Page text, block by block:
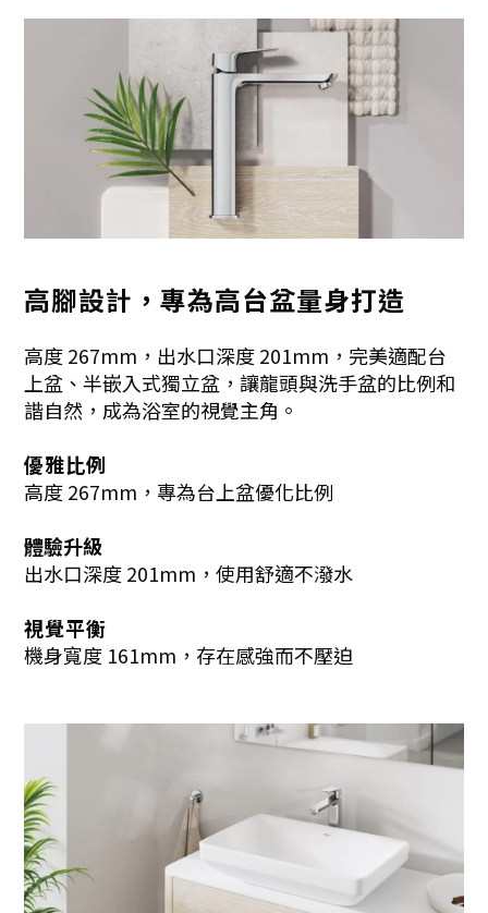
高腳設計，專為高台盆量身打造
高度 267mm，出水口深度 201mm，完美適配台
上盆、半嵌入式獨立盆，讓龍頭與洗手盆的比例和
諧自然，成為浴室的視覺主角。
優雅比例
高度 267mm，專為台上盆優化比例
體驗升級
出水口深度 201mm，使用舒適不潑水
視覺平衡
機身寬度 161mm，存在感強而不壓迫